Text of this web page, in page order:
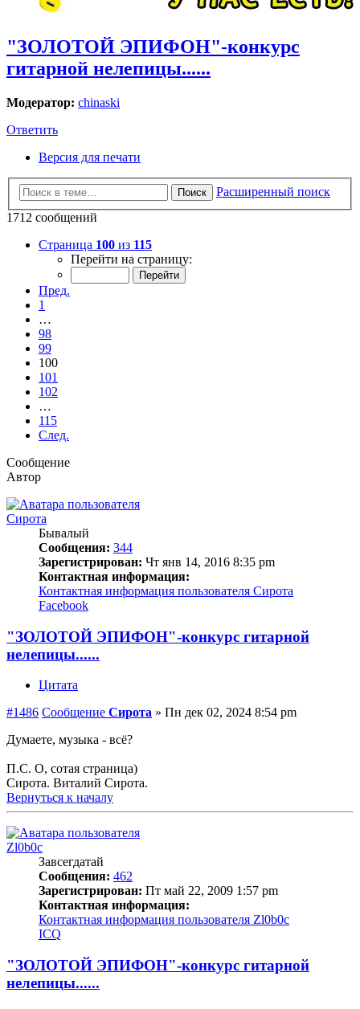
"ЗОЛОТОЙ ЭПИФОН"-конкурс
гитарной нелепицы......
Модератор: chinaski
Ответить
Версия для печати
Поиск
Расширенный поиск
1712 сообщений
Страница 100 из 115
Перейти на страницу:
Пред.
1
…
98
99
100
101
102
…
115
След.
Сообщение
Автор
Сирота
Бывалый
Сообщения: 344
Зарегистрирован: Чт янв 14, 2016 8:35 pm
Контактная информация:
Контактная информация пользователя Сирота
Facebook
"ЗОЛОТОЙ ЭПИФОН"-конкурс гитарной
нелепицы......
Цитата
#1486 Сообщение Сирота » Пн дек 02, 2024 8:54 pm
Думаете, музыка - всё?
П.С. О, сотая страница)
Сирота. Виталий Сирота.
Вернуться к началу
Zl0b0c
Завсегдатай
Сообщения: 462
Зарегистрирован: Пт май 22, 2009 1:57 pm
Контактная информация:
Контактная информация пользователя Zl0b0c
ICQ
"ЗОЛОТОЙ ЭПИФОН"-конкурс гитарной
нелепицы......